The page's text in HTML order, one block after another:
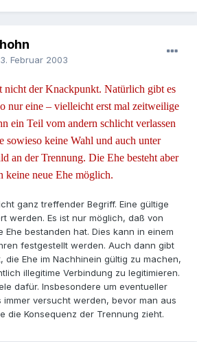
Februar 2003
nicht der Knackpunkt. Natürlich gibt es
nur eine – vielleicht erst mal zeitweilige
ein Teil vom andern schlicht verlassen
sowieso keine Wahl und auch unter
an der Trennung. Die Ehe besteht aber
keine neue Ehe möglich.
ganz treffender Begriff. Eine gültige
werden. Es ist nur möglich, daß von
Ehe bestanden hat. Dies kann in einem
festgestellt werden. Auch dann gibt
die Ehe im Nachhinein gültig zu machen,
illegitime Verbindung zu legitimieren.
dafür. Insbesondere um eventueller
immer versucht werden, bevor man aus
die Konsequenz der Trennung zieht.